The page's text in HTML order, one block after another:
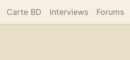
Carte BD Interviews Forums